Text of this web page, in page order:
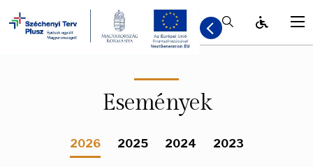
Kereső /
Események
2026 2025 2024 2023